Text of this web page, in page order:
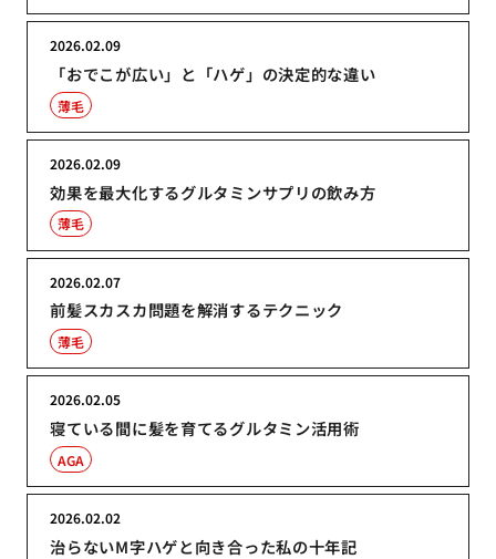
「おでこが広い」と「ハゲ」の決定的な違い
2026.02.09
薄毛
効果を最大化するグルタミンサプリの飲み方
2026.02.09
薄毛
前髪スカスカ問題を解消するテクニック
2026.02.07
薄毛
寝ている間に髪を育てるグルタミン活用術
2026.02.05
AGA
治らないM字ハゲと向き合った私の十年記
2026.02.02